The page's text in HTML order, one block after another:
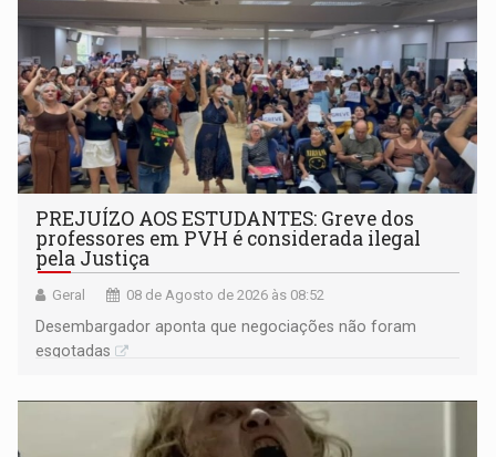
PREJUÍZO AOS ESTUDANTES: Greve dos
professores em PVH é considerada ilegal
pela Justiça
Geral 08 de Agosto de 2026 às 08:52
Desembargador aponta que negociações não foram
esgotadas